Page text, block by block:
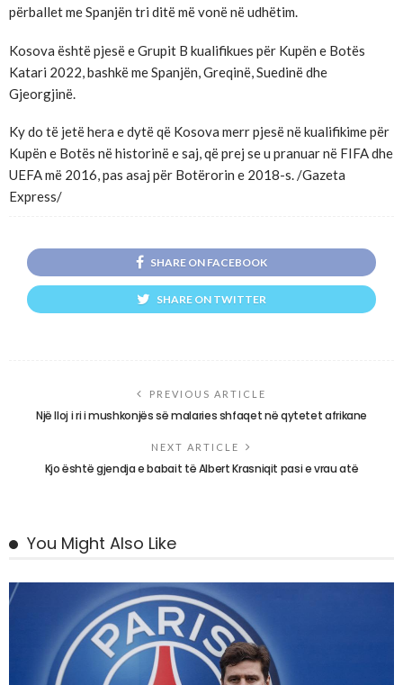
përballet me Spanjën tri ditë më vonë në udhëtim.
Kosova është pjesë e Grupit B kualifikues për Kupën e Botës
Katari 2022, bashkë me Spanjën, Greqinë, Suedinë dhe
Gjeorgjinë.
Ky do të jetë hera e dytë që Kosova merr pjesë në kualifikime për
Kupën e Botës në historinë e saj, që prej se u pranuar në FIFA dhe
UEFA më 2016, pas asaj për Botërorin e 2018-s. /Gazeta
Express/
SHARE ON FACEBOOK
SHARE ON TWITTER
PREVIOUS ARTICLE
Një lloj i ri i mushkonjës së malaries shfaqet në qytetet afrikane
NEXT ARTICLE
Kjo është gjendja e babait të Albert Krasniqit pasi e vrau atë
You Might Also Like